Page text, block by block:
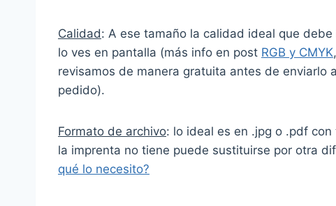
Calidad: A ese tamaño la calidad ideal que
lo ves en pantalla (más info en post RGB y CMYK
revisamos de manera gratuita antes de enviarlo
pedido).
Formato de archivo: lo ideal es en .jpg o .pdf
la imprenta no tiene puede sustituirse por otra
qué lo necesito?